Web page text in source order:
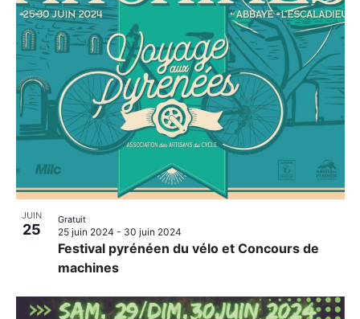
JUIN
25
Festival pyrénéen du vélo et Concours de
machines
25 juin 2024 - 30 juin 2024
Gratuit